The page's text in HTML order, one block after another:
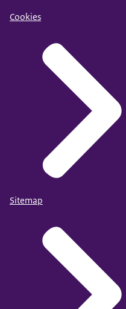
Cookies
Sitemap